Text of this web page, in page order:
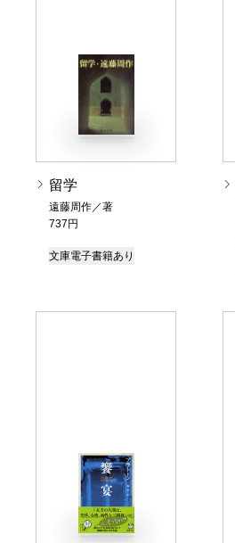
留学
遠藤周作／著
737円
文庫電子書籍あり